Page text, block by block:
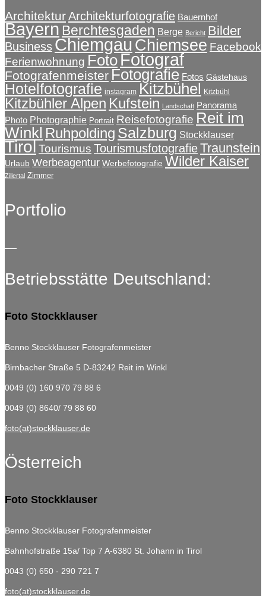
ArchitekturArchitekturfotografie Bauernhof
Bayern Berchtesgaden Berge Bericht Bilder
Business Chiemgau Chiemsee Facebook
Ferienwohnung Foto Fotograf
Fotografenmeister Fotografie Fotos Gästehaus
Hotelfotografie instagram Kitzbühel Kitzbühl
Kitzbühler Alpen Kufstein Landschaft Panorama
Photo Photographie Portrait Reisefotografie Reit im
Winkl Ruhpolding Salzburg Stockklauser
TirolTourismus TourismusfotografieTraunstein
Urlaub Werbeagentur Werbefotografie Wilder Kaiser
Zillertal Zimmer
Portfolio
Betriebsstätte Deutschland:
Foto Stockklauser
Benno Stockklauser Fotografenmeister
Birnbacher Straße 5 D-83242 Reit im Winkl
0049 (0) 160 970 79 88 6
0049 (0) 8640/ 79 88 60
foto(at)stockklauser.de
Österreich
Foto Stockklauser
Benno Stockklauser Fotografenmeister
Bahnhofstraße 15a/ Top 7 A-6380 St. Johann in Tirol
0043 (0) 650 - 290 721 7
foto(at)stockklauser.de